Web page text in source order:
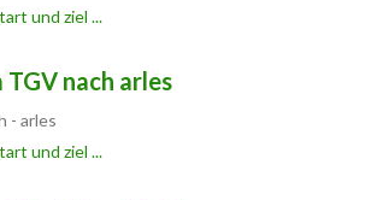
und ziel ...
nach arles
- arles
und ziel ...